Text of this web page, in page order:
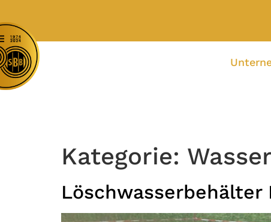
Kategorie: Wasser